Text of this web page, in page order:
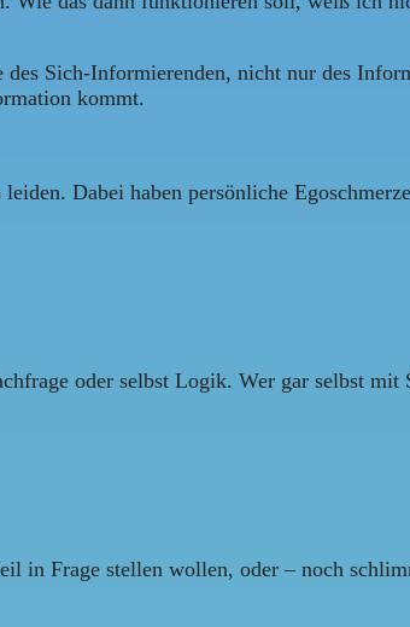
Sich-Informierenden, nicht nur des
kommt.
Dabei haben persönliche
oder selbst Logik. Wer gar selbst
in Frage stellen wollen, oder – noch